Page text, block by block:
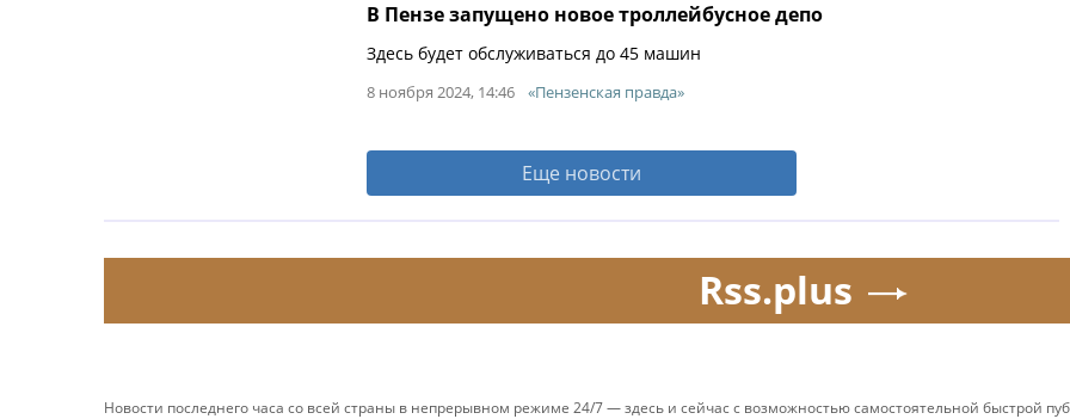
В Пензе запущено новое троллейбусное депо
Здесь будет обслуживаться до 45 машин
8 ноября 2024, 14:46 «Пензенская правда»
Еще новости
Rss.plus
Новости последнего часа со всей страны в непрерывном режиме 24/7 — здесь и сейчас с возможностью самостоятельной быстрой